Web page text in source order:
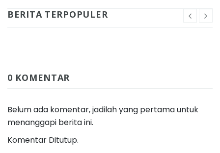
BERITA TERPOPULER
0 KOMENTAR
Belum ada komentar, jadilah yang pertama untuk
menanggapi berita ini.
Komentar Ditutup.